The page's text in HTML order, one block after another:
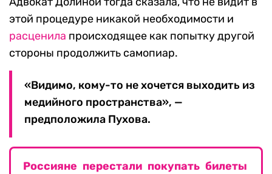
этой процедуре никакой необходимости и
расценила происходящее как попытку другой
стороны продолжить самопиар.
«Видимо, кому-то не хочется выходить из
медийного пространства», —
предположила Пухова.
Россияне перестали покупать билеты